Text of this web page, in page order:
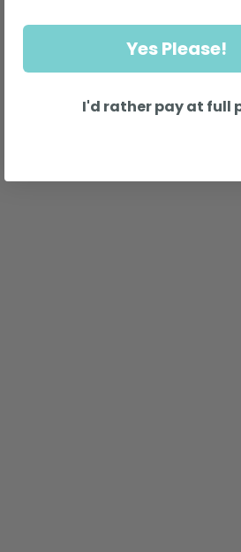
Yes Please!
I'd rather pay at full